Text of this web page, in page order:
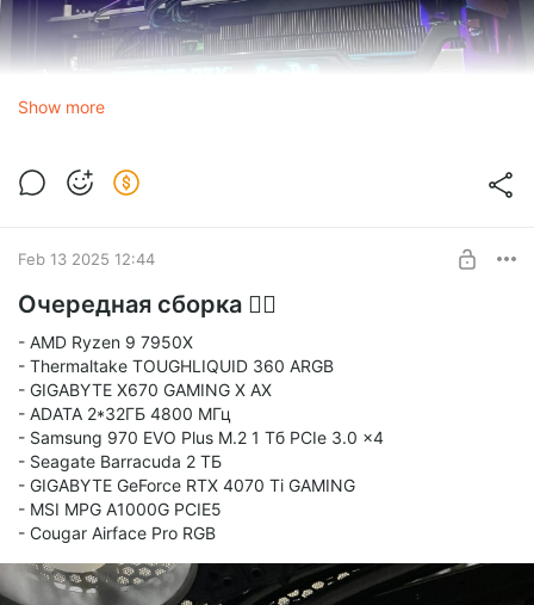
Show more
Feb 13 2025 12:44
Очередная сборка 🤷‍♂
- AMD Ryzen 9 7950X
- Thermaltake TOUGHLIQUID 360 ARGB
- GIGABYTE X670 GAMING X AX
- ADATA 2*32ГБ 4800 МГц
- Samsung 970 EVO Plus M.2 1 Тб PCIe 3.0 x4
- Seagate Barracuda 2 ТБ
- GIGABYTE GeForce RTX 4070 Ti GAMING
- MSI MPG A1000G PCIE5
- Cougar Airface Pro RGB